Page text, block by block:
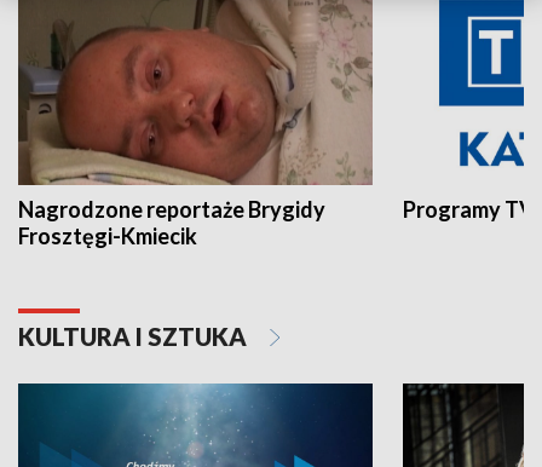
Nagrodzone reportaże Brygidy
Frosztęgi-Kmiecik
Programy
KULTURA I SZTUKA